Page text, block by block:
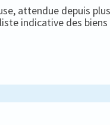
attendue depuis
indicative des